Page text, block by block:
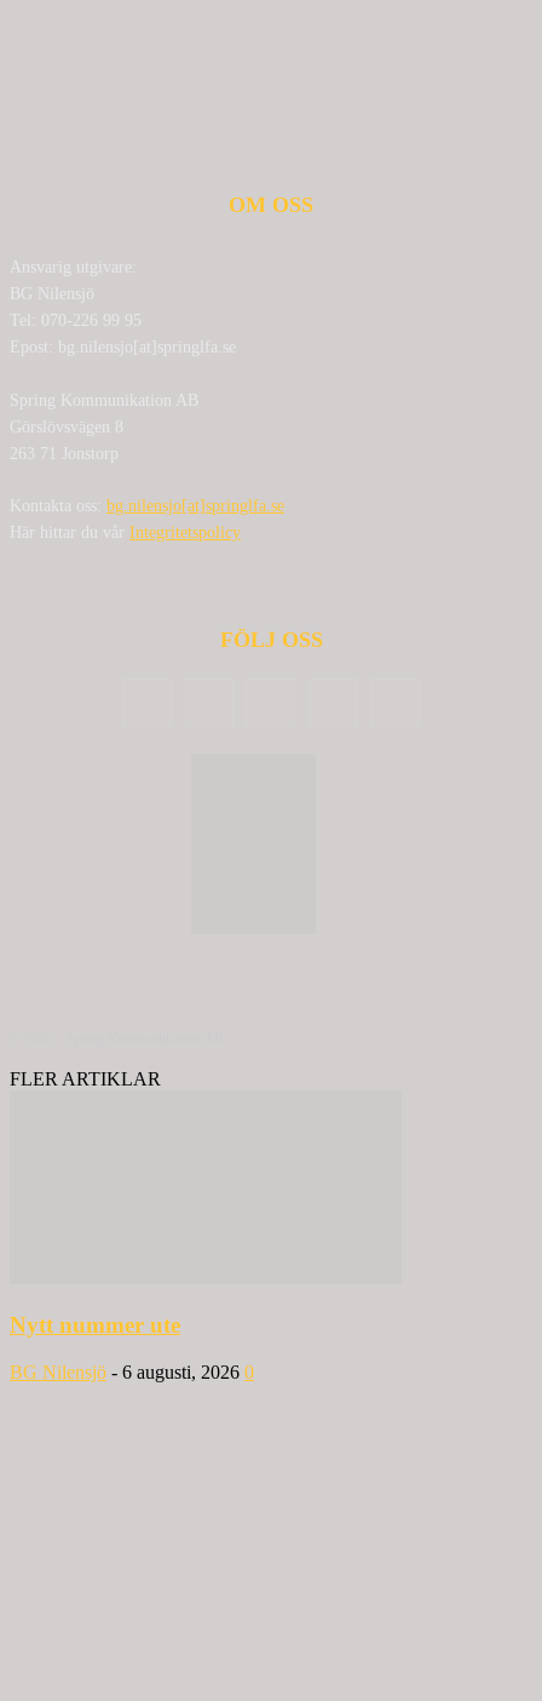
OM OSS
Ansvarig utgivare:
BG Nilensjö
Tel: 070-226 99 95
Epost: bg.nilensjo[at]springlfa.se
Spring Kommunikation AB
Görslövsvägen 8
263 71 Jonstorp
Kontakta oss: bg.nilensjo[at]springlfa.se
Här hittar du vår Integritetspolicy
FÖLJ OSS
FLER ARTIKLAR
Nytt nummer ute
BG Nilensjö - 6 augusti, 2026 0